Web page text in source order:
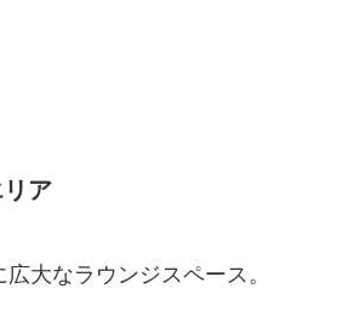
ア
大なラウンジスペース。